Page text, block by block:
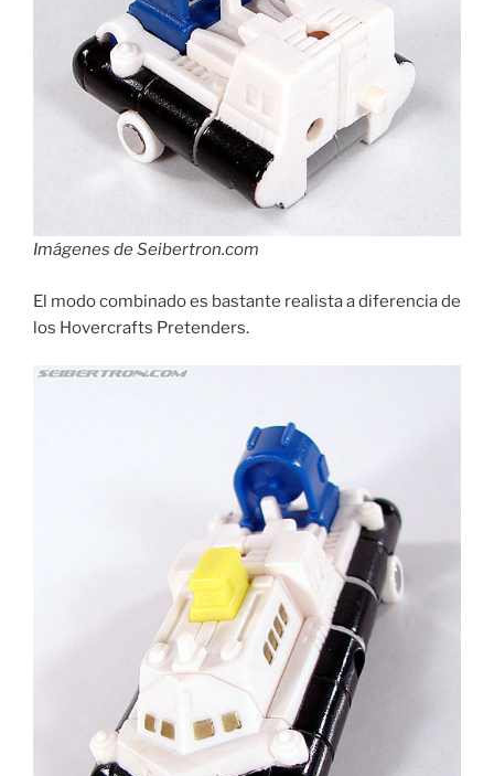
Imágenes de Seibertron.com
El modo combinado es bastante realista a diferencia de
los Hovercrafts Pretenders.